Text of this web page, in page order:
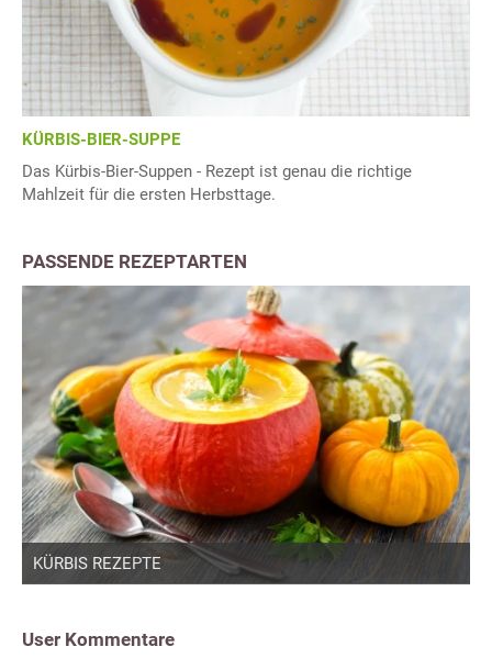
KÜRBIS-BIER-SUPPE
Das Kürbis-Bier-Suppen - Rezept ist genau die richtige
Mahlzeit für die ersten Herbsttage.
PASSENDE REZEPTARTEN
KÜRBIS REZEPTE
User Kommentare